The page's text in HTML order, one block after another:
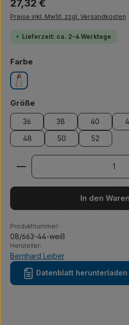
27,32 €
Preise inkl. MwSt. zzgl. Versandkosten
Lieferzeit: ca. 2-4 Werktage
Farbe
weiß
Größe
36 38 40
48
50 52
Produkt Anzahl: Gib den
In den
Produktnummer:
08/663-44-weiß
Hersteller:
Bernhard Leiber
Datenblatt herunterladen